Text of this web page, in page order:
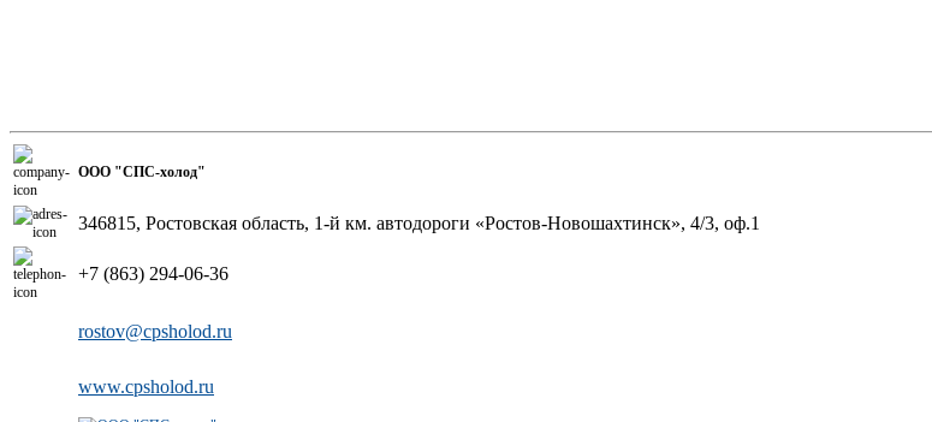
ООО "СПС-холод"
346815, Ростовская область, 1-й км. автодороги «Ростов-Новошахтинск», 4/3, оф.1
+7 (863) 294-06-36
rostov@cpsholod.ru
www.cpsholod.ru